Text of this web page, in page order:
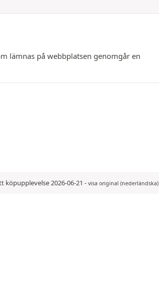
lämnas på webbplatsen genomgår en
köpupplevelse 2026-06-21 - visa original (nederländska)